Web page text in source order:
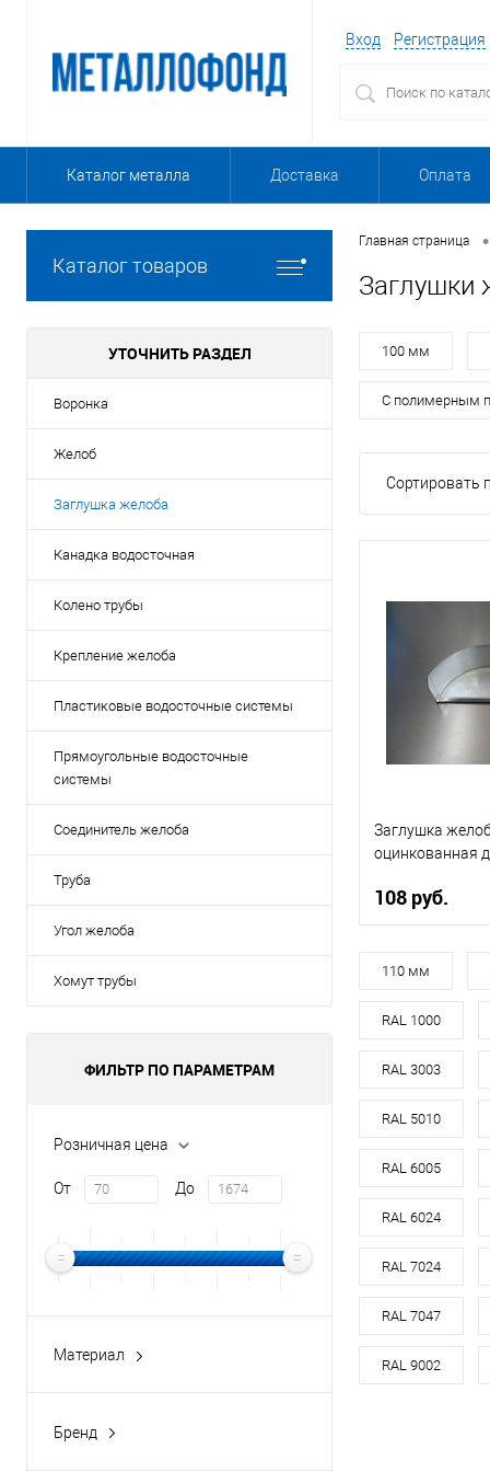
Вход Регистрация
Каталог металла Доставка Оплата
Каталог товаров
УТОЧНИТЬ РАЗДЕЛ
Воронка
Желоб
Заглушка желоба
Канадка водосточная
Колено трубы
Крепление желоба
Пластиковые водосточные системы
Прямоугольные водосточные
системы
Соединитель желоба
Труба
Угол желоба
Хомут трубы
ФИЛЬТР ПО ПАРАМЕТРАМ
Розничная цена
От До
Материал
Бренд
Главная страница •
Заглушки
100 мм
С полимерным
Сортировать
Заглушка
оцинкованная
108 руб.
Диаметр, мм
Оттенок
Цвет
Купить в 1 клик
В избранное
110 мм
RAL 1000
RAL 3003
RAL 5010
RAL 6005
RAL 6024
RAL 7024
RAL 7047
RAL 9002